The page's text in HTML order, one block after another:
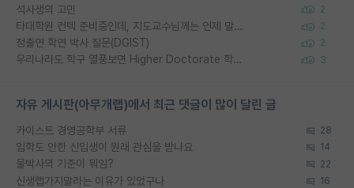
석사생의 고민 2
타대학원 컨텍 준비중인데, 지도교수님께는 언제 말씀드려야 할까요? 2
정출연 학연 박사 질문(DGIST) 2
우리나라도 학구 열풍보면 Higher Doctorate 학위가 필요하다고 봅니다. 3
자유 게시판(아무개랩)에서 최근 댓글이 많이 달린 글
카이스트 경영공학부 서류 28
입학도 안한 신입생이 원래 관심을 받나요 14
물박사의 기준이 뭐임? 22
신생랩가지말라는 이유가 있었구나 16